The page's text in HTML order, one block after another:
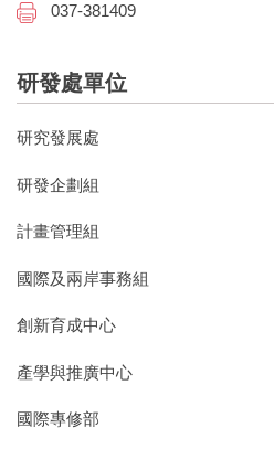
037-381409
研發處單位
研究發展處
研發企劃組
計畫管理組
國際及兩岸事務組
創新育成中心
產學與推廣中心
國際專修部